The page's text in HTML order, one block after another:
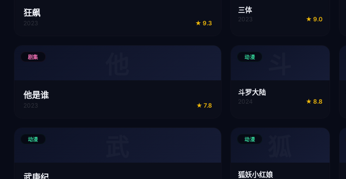
狂飙
2023 ★ 9.3
三体
2023 ★ 9.0
剧集
他是谁
2023 ★ 7.8
动漫
斗罗大陆
2024 ★ 8.8
动漫 动漫
狐妖小红娘